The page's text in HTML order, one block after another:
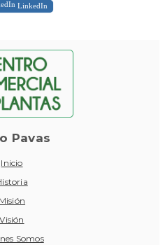
LinkedIn
Pavas
Inicio
Misión
Visión
Somos